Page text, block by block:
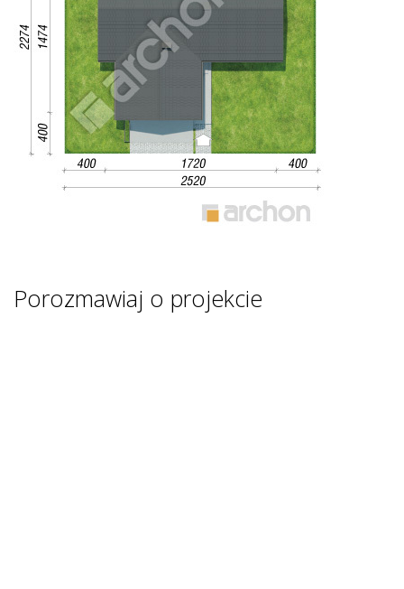
Porozmawiaj o projekcie